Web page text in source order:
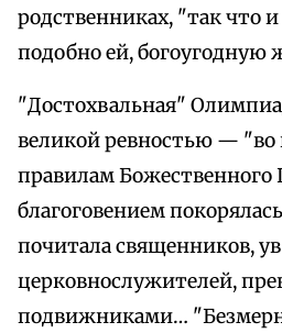
родственниках, "так что
подобно ей, богоугодную
"Достохвальная"
великой ревностью — "во
правилам Божественного
благоговением
почитала священников,
церковнослужителей,
подвижниками…